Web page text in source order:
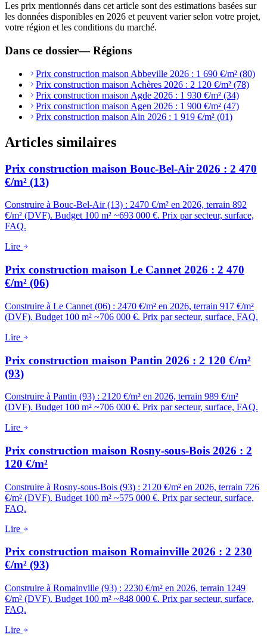
Les prix mentionnés dans cet article sont des estimations basées sur
les données disponibles en 2026 et peuvent varier selon votre projet,
votre région et les conditions du marché.
Dans ce dossier—Régions
Prix construction maison Abbeville 2026 : 1 690 €/m² (80)
Prix construction maison Achères 2026 : 2 120 €/m² (78)
Prix construction maison Agde 2026 : 1 930 €/m² (34)
Prix construction maison Agen 2026 : 1 900 €/m² (47)
Prix construction maison Ain 2026 : 1 919 €/m² (01)
Articles similaires
Prix construction maison Bouc-Bel-Air 2026 : 2 470
€/m² (13)
Construire à Bouc-Bel-Air (13) : 2470 €/m² en 2026, terrain 892
€/m² (DVF). Budget 100 m² ~693 000 €. Prix par secteur, surface,
FAQ.
Lire
Prix construction maison Le Cannet 2026 : 2 470
€/m² (06)
Construire à Le Cannet (06) : 2470 €/m² en 2026, terrain 917 €/m²
(DVF). Budget 100 m² ~706 000 €. Prix par secteur, surface, FAQ.
Lire
Prix construction maison Pantin 2026 : 2 120 €/m²
(93)
Construire à Pantin (93) : 2120 €/m² en 2026, terrain 989 €/m²
(DVF). Budget 100 m² ~706 000 €. Prix par secteur, surface, FAQ.
Lire
Prix construction maison Rosny-sous-Bois 2026 : 2
120 €/m²
Construire à Rosny-sous-Bois (93) : 2120 €/m² en 2026, terrain 726
€/m² (DVF). Budget 100 m² ~575 000 €. Prix par secteur, surface,
FAQ.
Lire
Prix construction maison Romainville 2026 : 2 230
€/m² (93)
Construire à Romainville (93) : 2230 €/m² en 2026, terrain 1249
€/m² (DVF). Budget 100 m² ~848 000 €. Prix par secteur, surface,
FAQ.
Lire